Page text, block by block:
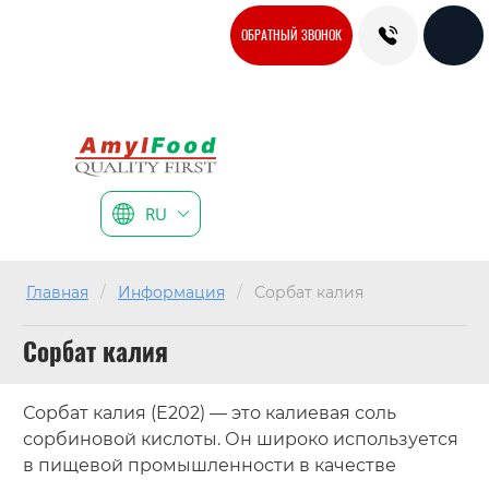
ОБРАТНЫЙ ЗВОНОК
RU
Главная / Информация / Сорбат калия
Сорбат калия
Сорбат калия (E202) — это калиевая соль
сорбиновой кислоты. Он широко используется
в пищевой промышленности в качестве